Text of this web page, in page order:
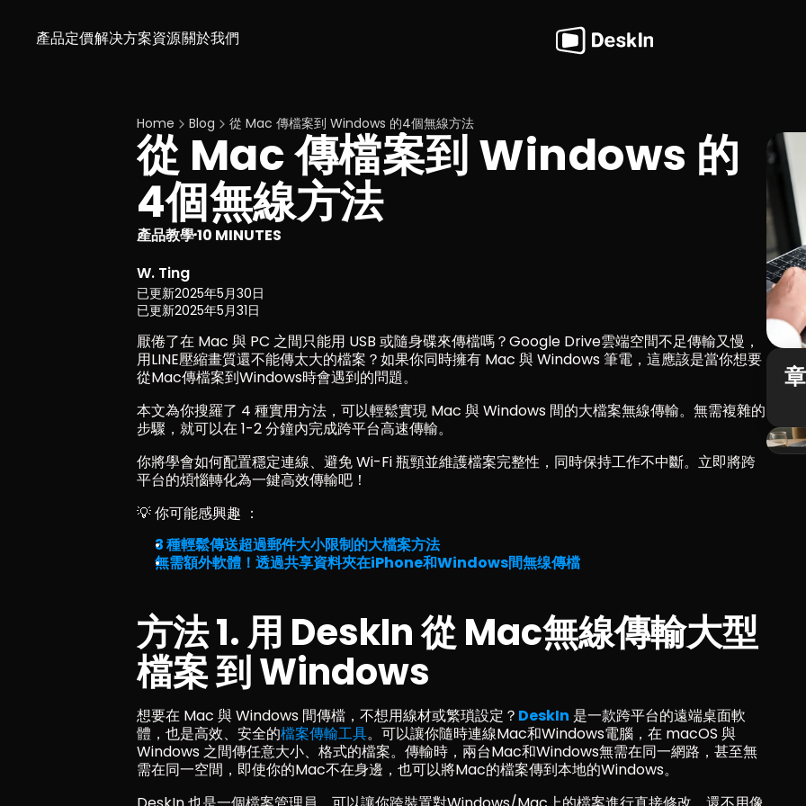
產品定價 資源
解决方案 關於我們
Home Blog 從 Mac 傳檔案到 Windows 的4個無線方法
從 Mac 傳檔案到 Windows 的
4個無線方法
產品教學·10 MINUTES
W. Ting
已更新2025年5月30日
已更新2025年5月31日
厭倦了在 Mac 與 PC 之間只能用 USB 或隨身碟來傳檔嗎？Google Drive雲端空間不足傳輸又慢，
用LINE壓縮畫質還不能傳太大的檔案？如果你同時擁有 Mac 與 Windows 筆電，這應該是當你想要
從Mac傳檔案到Windows時會遇到的問題。
本文為你搜羅了 4 種實用方法，可以輕鬆實現 Mac 與 Windows 間的大檔案無線傳輸。無需複雜的
步驟，就可以在 1-2 分鐘內完成跨平台高速傳輸。
你將學會如何配置穩定連線、避免 Wi-Fi 瓶頸並維護檔案完整性，同時保持工作不中斷。立即將跨
平台的煩惱轉化為一鍵高效傳輸吧！
💡 你可能感興趣 ：
3 種輕鬆傳送超過郵件大小限制的大檔案方法
無需額外軟體！透過共享資料夾在iPhone和Windows間無缐傳檔
方法 1. 用 DeskIn 從 Mac無線傳輸大型
檔案 到 Windows
想要在 Mac 與 Windows 間傳檔，不想用線材或繁瑣設定？ DeskIn 是一款跨平台的遠端桌面軟
體，也是高效、安全的檔案傳輸工具。可以讓你隨時連線Mac和Windows電腦，在 macOS 與
Windows 之間傳任意大小、格式的檔案。傳輸時，兩台Mac和Windows無需在同一網路，甚至無
需在同一空間，即使你的Mac不在身邊，也可以將Mac的檔案傳到本地的Windows。